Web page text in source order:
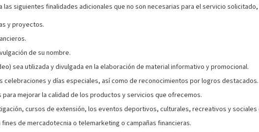
las siguientes finalidades adicionales que no son necesarias para el servicio
y proyectos.
de su nombre.
sea utilizada y divulgada en la elaboración de material informativo y promocional.
celebraciones y días especiales, así como de reconocimientos por logros destacados.
para mejorar la calidad de los productos y servicios que ofrecemos.
cursos de extensión, los eventos deportivos, culturales, recreativos y sociales
de mercadotecnia o telemarketing o campañas financieras.